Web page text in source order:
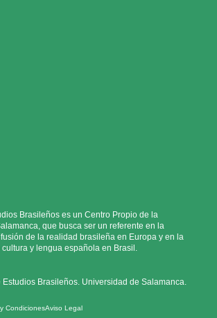
Brasileños es un Centro Propio de la
que busca ser un referente en la
de la realidad brasileña en Europa y en la
y lengua española en Brasil.
Brasileños. Universidad de Salamanca.
CondicionesAviso Legal